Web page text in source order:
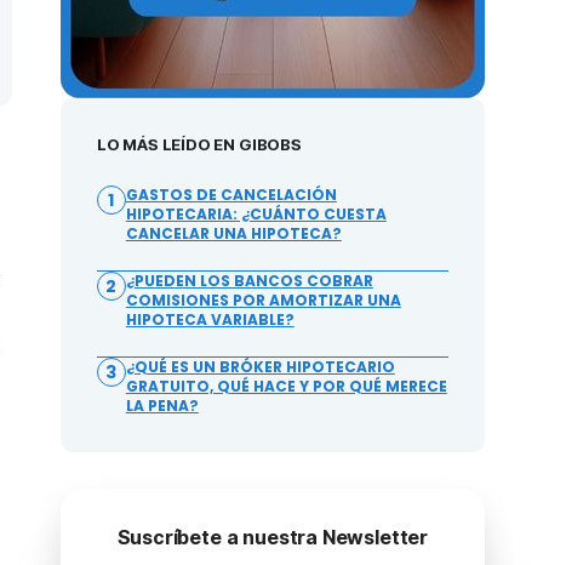
LO MÁS LEÍDO EN GIBOBS
1 GASTOS DE CANCELACIÓN
HIPOTECARIA: ¿CUÁNTO CUESTA
CANCELAR UNA HIPOTECA?
2 ¿PUEDEN LOS BANCOS COBRAR
COMISIONES POR AMORTIZAR UNA
HIPOTECA VARIABLE?
3 ¿QUÉ ES UN BRÓKER HIPOTECARIO
GRATUITO, QUÉ HACE Y POR QUÉ MERECE
LA PENA?
Suscríbete a nuestra Newsletter